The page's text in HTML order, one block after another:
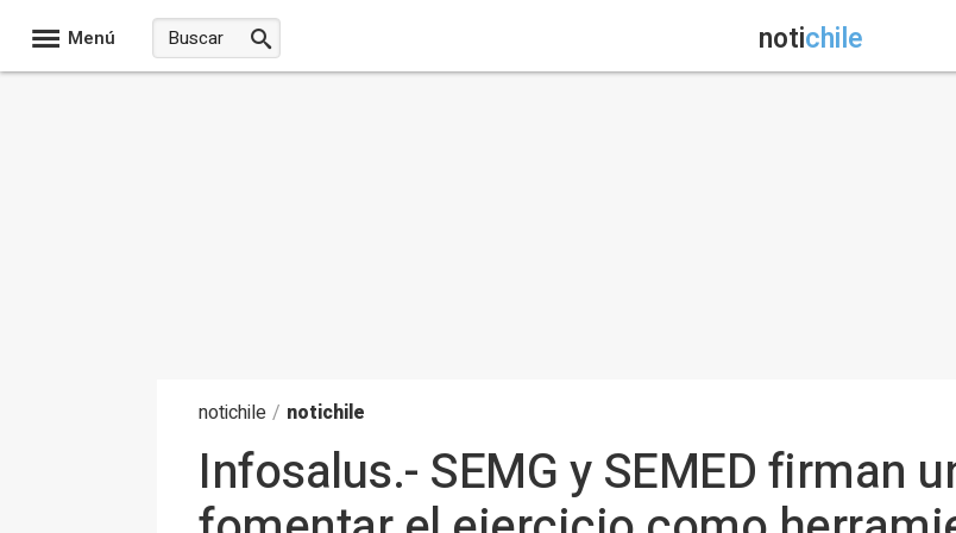
Menú notichile
notichile / notichile
Infosalus.- SEMG y SEMED firman